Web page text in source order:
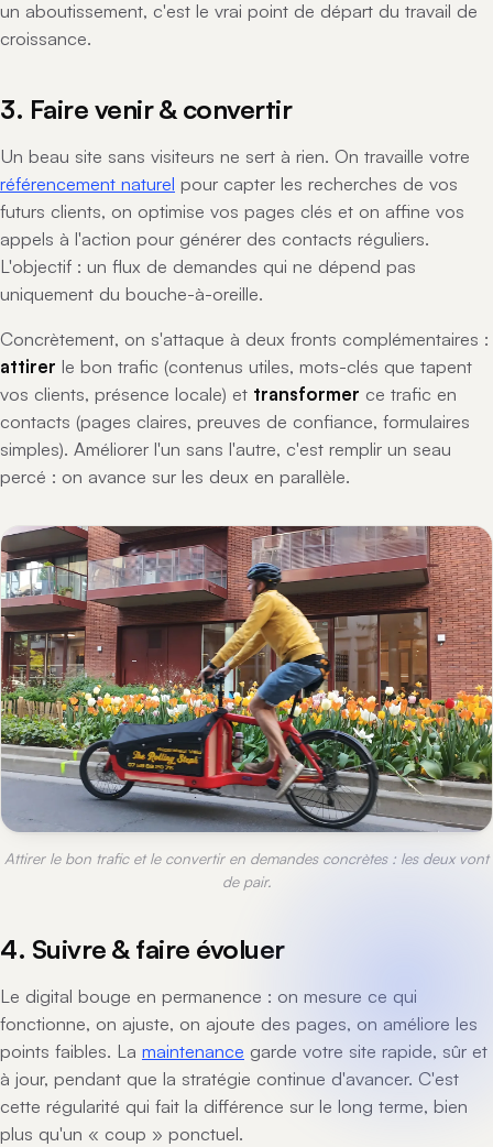
un aboutissement, c'est le vrai point de départ du travail de
croissance.
3. Faire venir & convertir
Un beau site sans visiteurs ne sert à rien. On travaille votre
référencement naturel pour capter les recherches de vos
futurs clients, on optimise vos pages clés et on affine vos
appels à l'action pour générer des contacts réguliers.
L'objectif : un flux de demandes qui ne dépend pas
uniquement du bouche-à-oreille.
Concrètement, on s'attaque à deux fronts complémentaires :
attirer le bon trafic (contenus utiles, mots-clés que tapent
vos clients, présence locale) et transformer ce trafic en
contacts (pages claires, preuves de confiance, formulaires
simples). Améliorer l'un sans l'autre, c'est remplir un seau
percé : on avance sur les deux en parallèle.
Attirer le bon trafic et le convertir en demandes concrètes : les deux vont
de pair.
4. Suivre & faire évoluer
Le digital bouge en permanence : on mesure ce qui
fonctionne, on ajuste, on ajoute des pages, on améliore les
points faibles. La maintenance garde votre site rapide, sûr et
à jour, pendant que la stratégie continue d'avancer. C'est
cette régularité qui fait la différence sur le long terme, bien
plus qu'un « coup » ponctuel.